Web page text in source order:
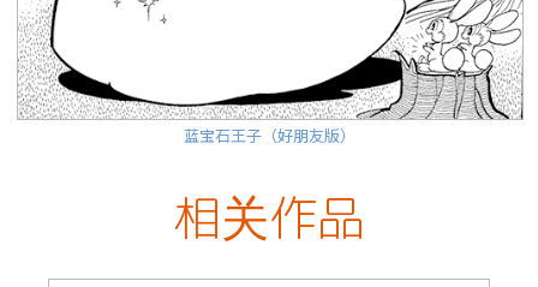
蓝宝石王子（好朋友版）
相关作品